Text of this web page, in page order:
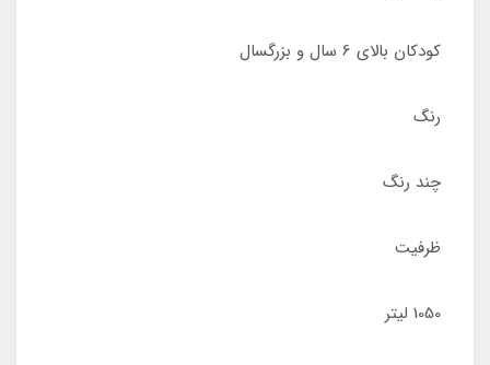
کودکان بالای 6 سال و بزرگسال
رنگ
چند رنگ
ظرفیت
1050 لیتر